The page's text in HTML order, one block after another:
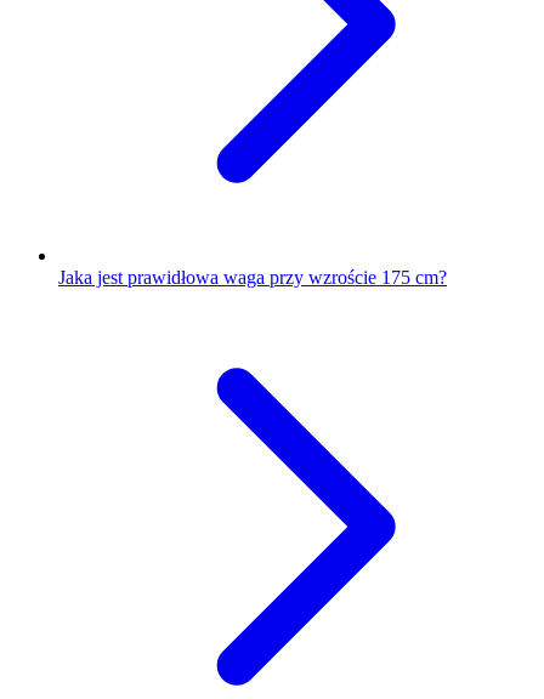
Jaka jest prawidłowa waga przy wzroście 175 cm?